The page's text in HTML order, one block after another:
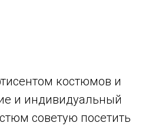
костюмов и
и индивидуальный
советую посетить